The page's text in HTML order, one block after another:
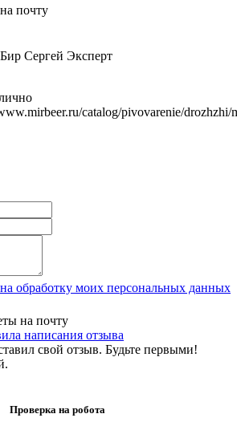
почту
Сергей Эксперт
catalog/pivovarenie/
обработку моих персональных данных
на почту
написания отзыва
свой отзыв. Будьте первыми!
Проверка на робота